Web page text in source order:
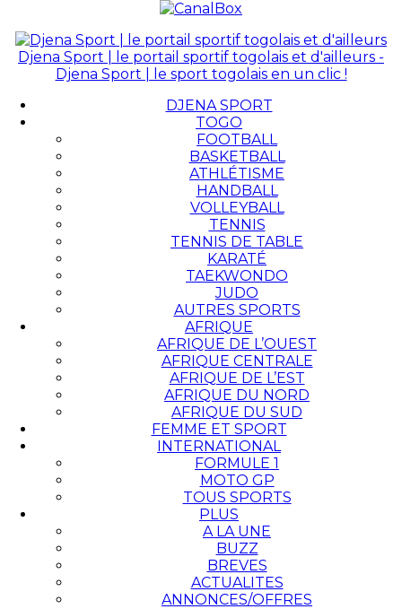
Djena Sport | le portail sportif togolais et d'ailleurs -
Djena Sport | le sport togolais en un clic !
DJENA SPORT
TOGO
FOOTBALL
BASKETBALL
ATHLÉTISME
HANDBALL
VOLLEYBALL
TENNIS
TENNIS DE TABLE
KARATÉ
TAEKWONDO
JUDO
AUTRES SPORTS
AFRIQUE
AFRIQUE DE L’OUEST
AFRIQUE CENTRALE
AFRIQUE DE L’EST
AFRIQUE DU NORD
AFRIQUE DU SUD
FEMME ET SPORT
INTERNATIONAL
FORMULE 1
MOTO GP
TOUS SPORTS
PLUS
A LA UNE
BUZZ
BREVES
ACTUALITES
ANNONCES/OFFRES